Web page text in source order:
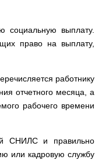
социальную выплату.
право на выплату,
работнику
отчетного месяца, а
рабочего времени
СНИЛС и правильно
или кадровую службу